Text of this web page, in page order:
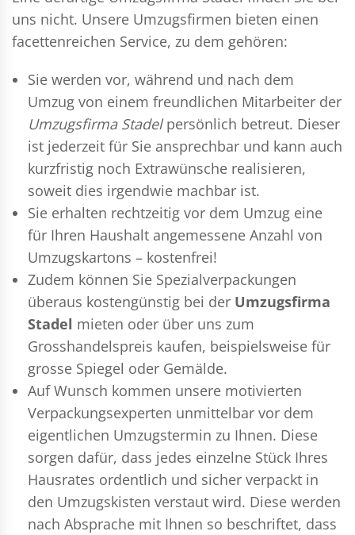
uns nicht. Unsere Umzugsfirmen bieten einen
facettenreichen Service, zu dem gehören:
Sie werden vor, während und nach dem
Umzug von einem freundlichen Mitarbeiter der
Umzugsfirma Stadelpersönlich betreut. Dieser
ist jederzeit für Sie ansprechbar und kann auch
kurzfristig noch Extrawünsche realisieren,
soweit dies irgendwie machbar ist.
Sie erhalten rechtzeitig vor dem Umzug eine
für Ihren Haushalt angemessene Anzahl von
Umzugskartons – kostenfrei!
Zudem können Sie Spezialverpackungen
überaus kostengünstig bei der Umzugsfirma
Stadel mieten oder über uns zum
Grosshandelspreis kaufen, beispielsweise für
grosse Spiegel oder Gemälde.
Auf Wunsch kommen unsere motivierten
Verpackungsexperten unmittelbar vor dem
eigentlichen Umzugstermin zu Ihnen. Diese
sorgen dafür, dass jedes einzelne Stück Ihres
Hausrates ordentlich und sicher verpackt in
den Umzugskisten verstaut wird. Diese werden
nach Absprache mit Ihnen so beschriftet, dass